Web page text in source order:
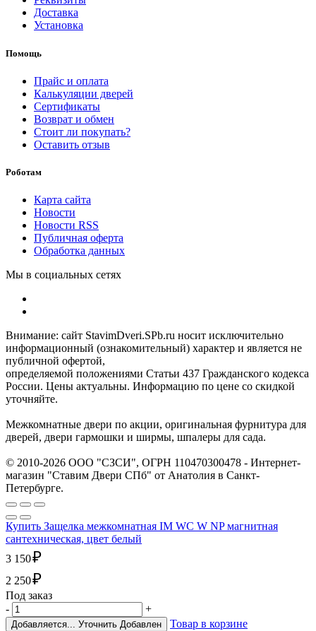
Доставка
Установка
Помощь
Прайс и оплата
Калькуляции дверей
Сертификаты
Возврат и обмен
Стоит ли покупать?
Оставить отзыв
Роботам
Карта сайта
Новости
Новости RSS
Публичная оферта
Обработка данных
Мы в социальных сетях
Внимание: сайт StavimDveri.SPb.ru носит исключительно
информационный (ознакомительный) характер и является не
публичной офертой,
определяемой положениями Статьи 437 Гражданского кодекса
России. Цены актуальны. Информацию по цене со скидкой
уточняйте.
Межкомнатные двери по акции, оригинальная фурнитура для
дверей, двери гармошки и ширмы, шпалеры для сада.
© 2010-2026 ООО "СЗСИ", ОГРН 110470300478 - Интернет-
магазин "Ставим Двери СПб" от Анатолия в Санкт-
Петербурге.
Купить Защелка межкомнатная IM WC W NP магнитная
сантехническая, цвет белый
3 150₽
2 250₽
Под заказ
-
+
Добавляется... Уточнить Добавлен
Товар в корзине